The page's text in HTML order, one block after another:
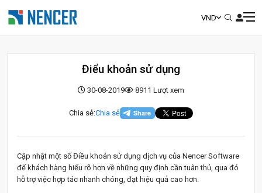
VND
Điểu khoản sử dụng
30-08-2019 8911 Lượt xem
Chia sẻ:Chia sẻ
Cập nhật một số Điều khoản sử dụng dịch vụ của Nencer Software
để khách hàng hiểu rõ hơn về những quy định cần tuân thủ, qua đó
hỗ trợ việc hợp tác nhanh chóng, đạt hiệu quả cao hơn.